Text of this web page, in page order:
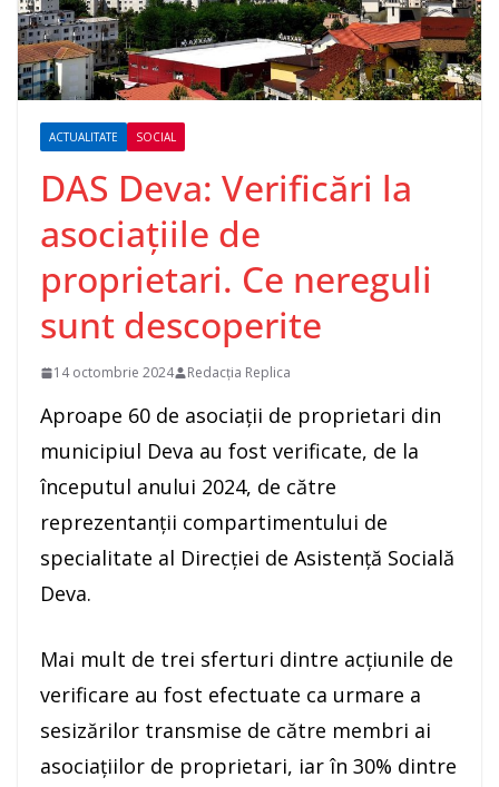
ACTUALITATE SOCIAL
DAS Deva: Verificări la
asociațiile de
proprietari. Ce nereguli
sunt descoperite
14 octombrie 2024 Redacția Replica
Aproape 60 de asociații de proprietari din
municipiul Deva au fost verificate, de la
începutul anului 2024, de către
reprezentanții compartimentului de
specialitate al Direcției de Asistență Socială
Deva.
Mai mult de trei sferturi dintre acțiunile de
verificare au fost efectuate ca urmare a
sesizărilor transmise de către membri ai
asociațiilor de proprietari, iar în 30% dintre